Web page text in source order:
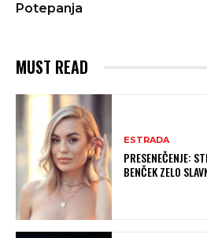
Potepanja
MUST READ
ESTRADA
PRESENEČENJE:
BENČEK ZELO